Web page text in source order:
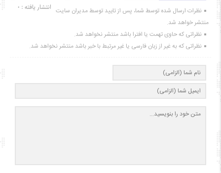
انتشار یافته : ۰ نظرات ارسال شده توسط شما، پس از تایید توسط مدیران سایت
منتشر خواهد شد.
نظراتی که حاوی تهمت یا افترا باشد منتشر نخواهد شد.
نظراتی که به غیر از زبان فارسی یا غیر مرتبط با خبر باشد منتشر نخواهد شد.